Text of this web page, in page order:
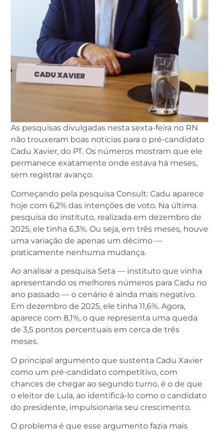
As pesquisas divulgadas nesta sexta-feira no RN
não trouxeram boas notícias para o pré-candidato
Cadu Xavier, do PT. Os números mostram que ele
permanece exatamente onde estava há meses,
sem registrar avanço.
Começando pela pesquisa Consult: Cadu aparece
hoje com 6,2% das intenções de voto. Na última
pesquisa do instituto, realizada em dezembro de
2025, ele tinha 6,3%. Ou seja, em três meses, houve
uma variação de apenas um décimo —
praticamente nenhuma mudança.
Ao analisar a pesquisa Seta — instituto que vinha
apresentando os melhores números para Cadu no
ano passado — o cenário é ainda mais negativo.
Em dezembro de 2025, ele tinha 11,6%. Agora,
aparece com 8,1%, o que representa uma queda
de 3,5 pontos percentuais em cerca de três
meses.
O principal argumento que sustenta Cadu Xavier
como um pré-candidato competitivo, com
chances de chegar ao segundo turno, é o de que
o eleitor de Lula, ao identificá-lo como o candidato
do presidente, impulsionaria seu crescimento.
O problema é que esse argumento fazia mais